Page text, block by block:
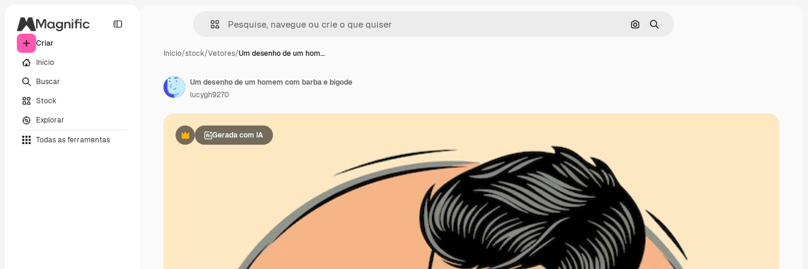
Criar
Início
Buscar
Stock
Explorar
Todas as ferramentas
Pesquisar por imagem
Buscar
Início/stock/Vetores/Um desenho de um hom…
PremiumGerada com IA
Um desenho de um homem com barba e bigode
lucygh9270